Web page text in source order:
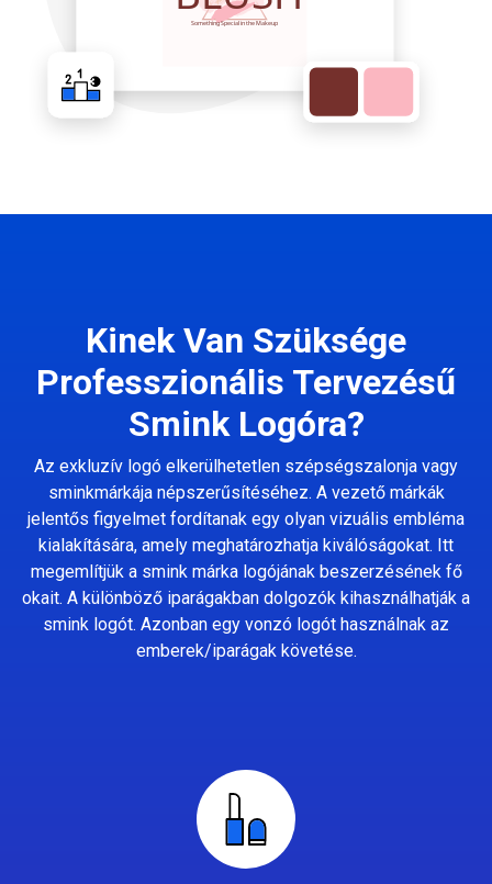
Kinek Van Szüksége
Professzionális Tervezésű
Smink Logóra?
Az exkluzív logó elkerülhetetlen szépségszalonja vagy
sminkmárkája népszerűsítéséhez. A vezető márkák
jelentős figyelmet fordítanak egy olyan vizuális embléma
kialakítására, amely meghatározhatja kiválóságokat. Itt
megemlítjük a smink márka logójának beszerzésének fő
okait. A különböző iparágakban dolgozók kihasználhatják a
smink logót. Azonban egy vonzó logót használnak az
emberek/iparágak követése.